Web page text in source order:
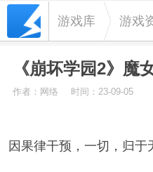
游戏库 游戏
《崩坏学园2》魔
作者：网络 时间：23-09-05
因果律干预，一切，归于